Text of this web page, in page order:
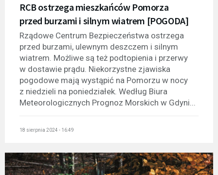
RCB ostrzega mieszkańców Pomorza
przed burzami i silnym wiatrem [POGODA]
Rządowe Centrum Bezpieczeństwa ostrzega
przed burzami, ulewnym deszczem i silnym
wiatrem. Możliwe są też podtopienia i przerwy
w dostawie prądu. Niekorzystne zjawiska
pogodowe mają wystąpić na Pomorzu w nocy
z niedzieli na poniedziałek. Według Biura
Meteorologicznych Prognoz Morskich w Gdyni...
18 sierpnia 2024 - 16:49